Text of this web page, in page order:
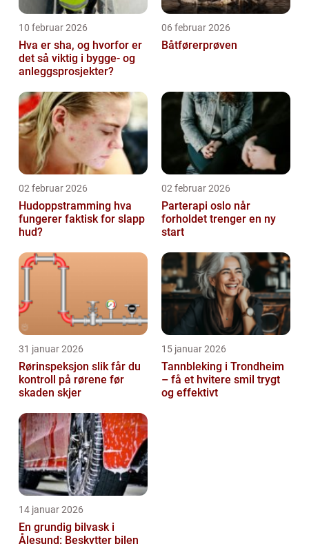
10 februar 2026
Hva er sha, og hvorfor er
det så viktig i bygge- og
anleggsprosjekter?
06 februar 2026
Båtførerprøven
02 februar 2026
Hudoppstramming hva
fungerer faktisk for slapp
hud?
02 februar 2026
Parterapi oslo når
forholdet trenger en ny
start
31 januar 2026
Rørinspeksjon slik får du
kontroll på rørene før
skaden skjer
15 januar 2026
Tannbleking i Trondheim
– få et hvitere smil trygt
og effektivt
14 januar 2026
En grundig bilvask i
Ålesund: Beskytter bilen